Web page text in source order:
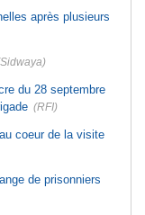
après plusieurs
du 28 septembre
(RFI)
coeur de la visite
de prisonniers